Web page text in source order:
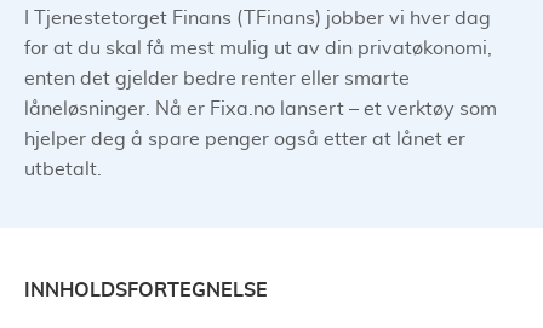
I Tjenestetorget Finans (TFinans) jobber vi hver dag
for at du skal få mest mulig ut av din privatøkonomi,
enten det gjelder bedre renter eller smarte
låneløsninger. Nå er Fixa.no lansert – et verktøy som
hjelper deg å spare penger også etter at lånet er
utbetalt.
INNHOLDSFORTEGNELSE